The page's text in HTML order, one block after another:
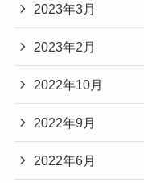
2023年3月
2023年2月
2022年10月
2022年9月
2022年6月